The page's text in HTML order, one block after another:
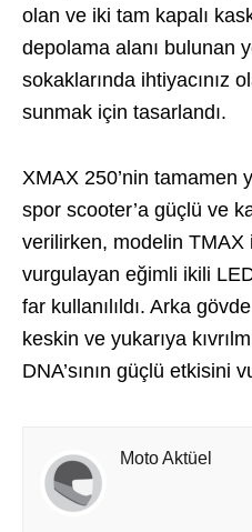
olan ve iki tam kapalı
depolama alanı bulunan
sokaklarında ihtiyacınız
sunmak için tasarlandı.
XMAX 250’nin tamamen
spor scooter’a güçlü ve
verilirken, modelin TMAX
vurgulayan eğimli ikili
far kullanılıldı. Arka
keskin ve yukarıya
DNA’sının güçlü etkisini
Moto Aktüel